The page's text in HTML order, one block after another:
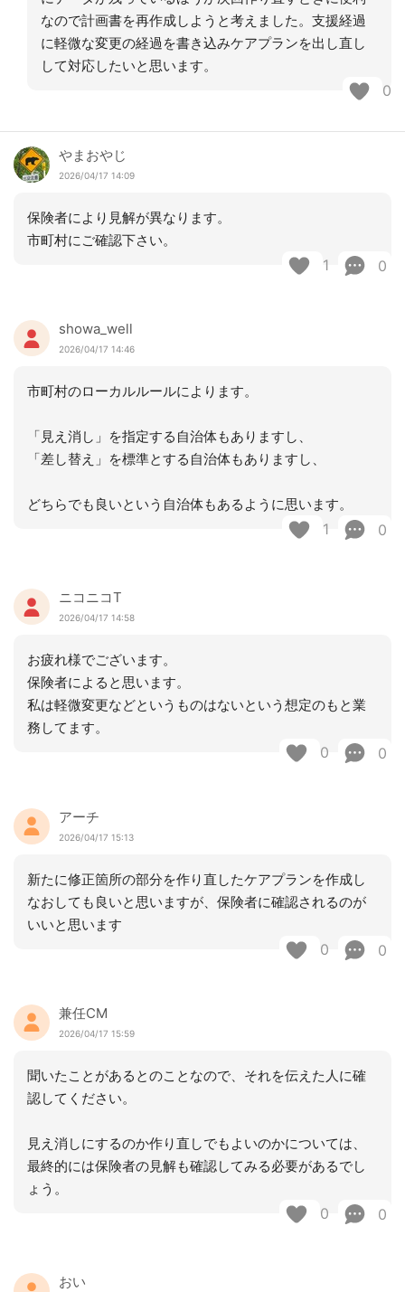
なので計画書を再作成しようと考えました。支援経過
に軽微な変更の経過を書き込みケアプランを出し直し
して対応したいと思います。
0
やまおやじ
2026/04/17 14:09
保険者により見解が異なります。
市町村にご確認下さい。
1 0
showa_well
2026/04/17 14:46
市町村のローカルルールによります。
「見え消し」を指定する自治体もありますし、
「差し替え」を標準とする自治体もありますし、
どちらでも良いという自治体もあるように思います。
1 0
ニコニコT
2026/04/17 14:58
お疲れ様でございます。
保険者によると思います。
私は軽微変更などというものはないという想定のもと業
務してます。
0 0
アーチ
2026/04/17 15:13
新たに修正箇所の部分を作り直したケアプランを作成し
なおしても良いと思いますが、保険者に確認されるのが
いいと思います
0 0
兼任CM
2026/04/17 15:59
聞いたことがあるとのことなので、それを伝えた人に確
認してください。
見え消しにするのか作り直しでもよいのかについては、
最終的には保険者の見解も確認してみる必要があるでし
ょう。
0 0
おい